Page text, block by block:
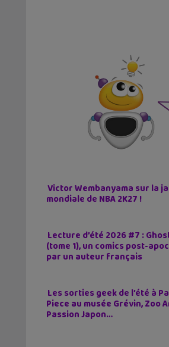
Victor Wembanyama sur la
mondiale de NBA 2K27 !
Lecture d’été 2026 #7 :
(tome 1), un comics post-
par un auteur français
Les sorties geek de l’été à
Piece au musée Grévin, Zoo
Passion Japon…